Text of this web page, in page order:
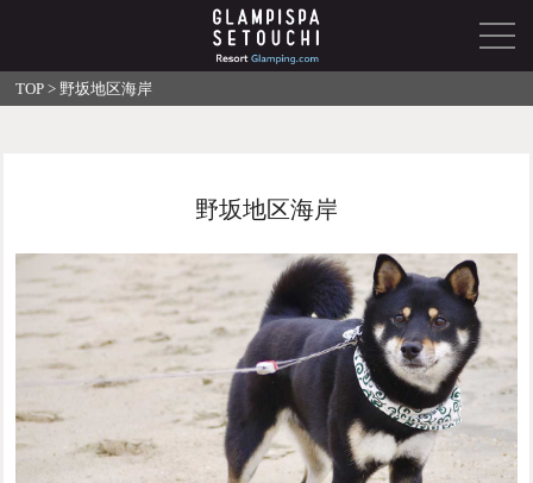
TOP > 野坂地区海岸
野坂地区海岸